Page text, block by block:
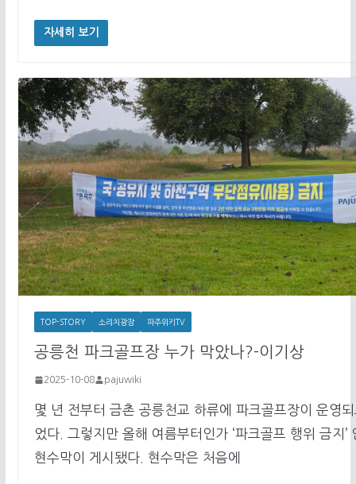
자세히 보기
TOP-STORY 소리치광장 파주위키TV
공릉천 파크골프장 누가 막았나?-이기상
2025-10-08 pajuwiki
몇 년 전부터 금촌 공릉천교 하류에 파크골프장이 운영
었다. 그렇지만 올해 여름부터인가 ‘파크골프 행위 금지’
현수막이 게시됐다. 현수막은 처음에